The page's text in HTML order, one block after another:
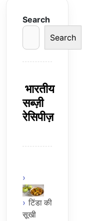
Search
Search
भारतीय
सब्ज़ी
रेसिपीज़
टिंडा की
सूखी